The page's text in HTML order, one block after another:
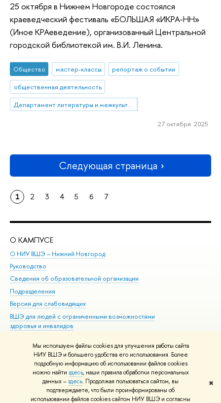
Мы используем файлы cookies для улучшения работы сайта
НИУ ВШЭ и большего удобства его использования. Более
подробную информацию об использовании файлов cookies
можно найти здесь, наши правила обработки персональных
данных –здесь. Продолжая пользоваться сайтом, вы
подтверждаете, что были проинформированы об
использовании файлов cookies сайтом НИУ ВШЭ и согласны
✖
25 октября в Нижнем Новгороде состоялся
краеведческий фестиваль «БОЛЬШАЯ «ИКРА-НН»
(Иное КРАеведение), организованный Центральной
городской библиотекой им. В.И. Ленина.
Общество мастер-классы
репортаж о событии
общественная деятельность
Департамент литературы и межкультурной коммуникации
27 октября 2025
Следующая страница
1 2 3 4 5 6 7
О КАМПУСЕ
О НИУ ВШЭ – Нижний Новгород
Руководство
Сведения об образовательной организации
Подразделения
Версия для слабовидящих
ВШЭ для людей с ограниченными возможностями
здоровья и инвалидов
© НИУ ВШЭ 1993–2026 Адреса и контакты Условия использования